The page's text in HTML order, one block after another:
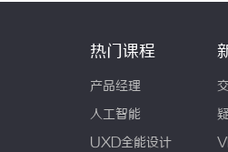
热门课程
产品经理
人工智能
UXD全能设计